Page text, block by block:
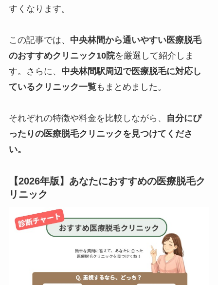
すくなります。
この記事では、 中央林間から通いやすい医療脱毛
のおすすめクリニック10院を厳選して紹介しま
す。さらに、 中央林間駅周辺で医療脱毛に対応し
ているクリニック一覧もまとめました。
それぞれの特徴や料金を比較しながら、
自分にぴ
ったりの医療脱毛クリニックを見つけてくださ
い。
【2026年版】あなたにおすすめの医療脱毛ク
リニック